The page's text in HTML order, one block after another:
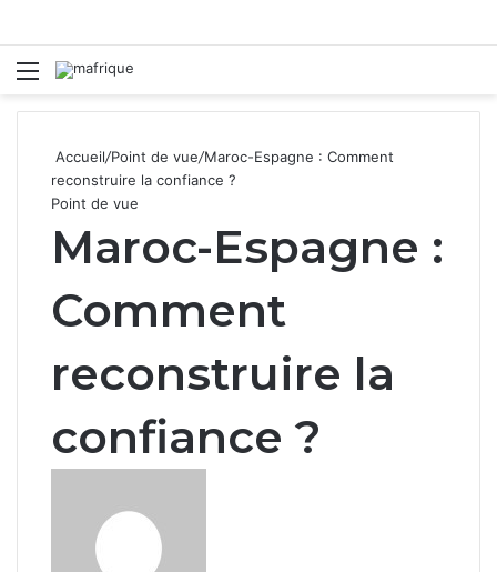
Menu
Accueil/Point de vue/Maroc-Espagne : Comment
reconstruire la confiance ?
Point de vue
Maroc-Espagne :
Comment
reconstruire la
confiance ?